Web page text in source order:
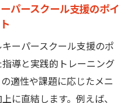
パースクール支援のポイ
ーパースクール支援のポ
導と実践的トレーニング
適性や課題に応じたメニ
に直結します。例えば、